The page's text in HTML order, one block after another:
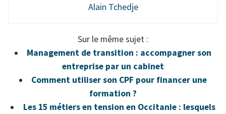
Alain Tchedje
Sur le même sujet :
Management de transition : accompagner son
entreprise par un cabinet
Comment utiliser son CPF pour financer une
formation ?
Les 15 métiers en tension en Occitanie : lesquels